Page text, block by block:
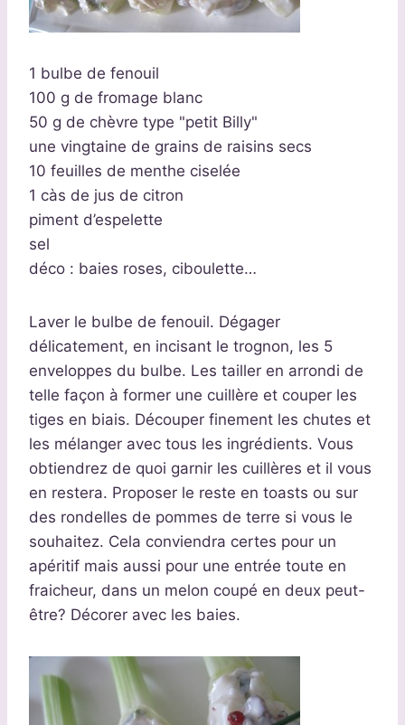
1 bulbe de fenouil
100 g de fromage blanc
50 g de chèvre type "petit Billy"
une vingtaine de grains de raisins secs
10 feuilles de menthe ciselée
1 càs de jus de citron
piment d’espelette
sel
déco : baies roses, ciboulette…
Laver le bulbe de fenouil. Dégager
délicatement, en incisant le trognon, les 5
enveloppes du bulbe. Les tailler en arrondi de
telle façon à former une cuillère et couper les
tiges en biais. Découper finement les chutes et
les mélanger avec tous les ingrédients. Vous
obtiendrez de quoi garnir les cuillères et il vous
en restera. Proposer le reste en toasts ou sur
des rondelles de pommes de terre si vous le
souhaitez. Cela conviendra certes pour un
apéritif mais aussi pour une entrée toute en
fraicheur, dans un melon coupé en deux peut-
être? Décorer avec les baies.